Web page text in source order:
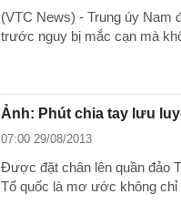
(VTC News) - Trung úy Nam
trước nguy bị mắc cạn mà
Ảnh: Phút chia tay lưu
07:00 29/08/2013
Được đặt chân lên quần đảo
Tổ quốc là mơ ước không